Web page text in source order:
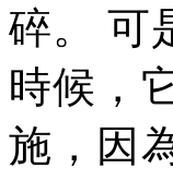
碎。
可
時候，
施，因